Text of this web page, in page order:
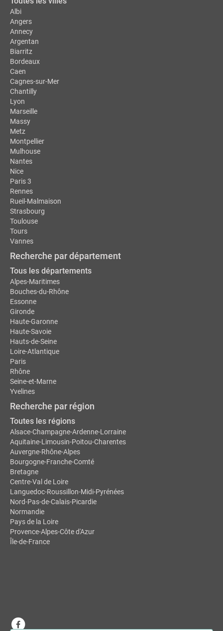
Albi
Angers
Annecy
Argentan
Biarritz
Bordeaux
Caen
Cagnes-sur-Mer
Chantilly
Lyon
Marseille
Massy
Metz
Montpellier
Mulhouse
Nantes
Nice
Paris 3
Rennes
Rueil-Malmaison
Strasbourg
Toulouse
Tours
Vannes
Recherche par département
Tous les départements
Alpes-Maritimes
Bouches-du-Rhône
Essonne
Gironde
Haute-Garonne
Haute-Savoie
Hauts-de-Seine
Loire-Atlantique
Paris
Rhône
Seine-et-Marne
Yvelines
Recherche par région
Toutes les régions
Alsace-Champagne-Ardenne-Lorraine
Aquitaine-Limousin-Poitou-Charentes
Auvergne-Rhône-Alpes
Bourgogne-Franche-Comté
Bretagne
Centre-Val de Loire
Languedoc-Roussillon-Midi-Pyrénées
Nord-Pas-de-Calais-Picardie
Normandie
Pays de la Loire
Provence-Alpes-Côte d'Azur
Île-de-France